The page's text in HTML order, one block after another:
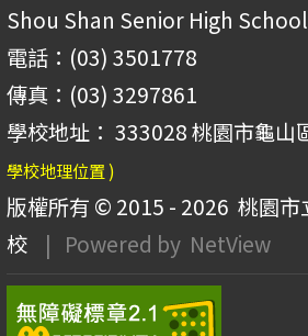
Shou Shan Senior High School
電話：(03) 3501778
傳真：(03) 3297861
學校地址： 333028 桃園市龜山
學校地理位置 )
版權所有 © 2015 - 2026 桃園市
校
| Powered by NetView